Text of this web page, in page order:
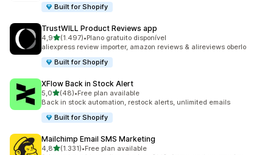
Built for Shopify
TrustWILL Product Reviews app
4,9de 5 estrelas
(1.497)
1497 total de avaliações
•Plano gratuito disponível
aliexpress review importer, amazon reviews & alireviews oberlo
Built for Shopify
XFlow Back in Stock Alert
5,0de 5 estrelas
(48)
48 total de avaliações
•Free plan available
Back in stock automation, restock alerts, unlimited emails
Built for Shopify
Mailchimp Email SMS Marketing
4,8de 5 estrelas
(1.331)
1331 total de avaliações
•Free plan available